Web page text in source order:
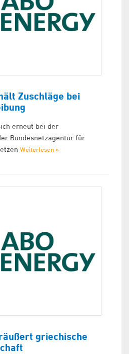
Zuschläge bei
erneut bei der
Bundesnetzagentur für
Weiterlesen »
griechische